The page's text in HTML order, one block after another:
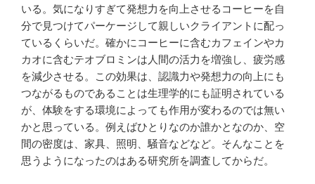
いる。気になりすぎて発想力を向上させるコーヒーを自
分で見つけてパーケージして親しいクライアントに配っ
ているくらいだ。確かにコーヒーに含むカフェインやカ
カオに含むテオブロミンは人間の活力を増強し、疲労感
を減少させる。この効果は、認識力や発想力の向上にも
つながるものであることは生理学的にも証明されている
が、体験をする環境によっても作用が変わるのでは無い
かと思っている。例えばひとりなのか誰かとなのか、空
間の密度は、家具、照明、騒音などなど。そんなことを
思うようになったのはある研究所を調査してからだ。